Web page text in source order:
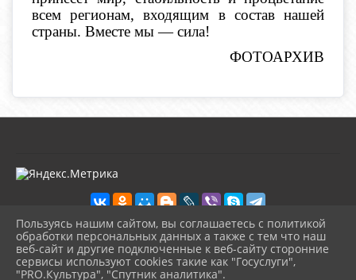
всем регионам, входящим в состав нашей
страны. Вместе мы — сила!
ФОТОАРХИВ
2026 г. kultura-uvat.ru
Вход
Пользуясь нашим сайтом, вы соглашаетесь с политикой
обработки персональных данных а также с тем что наш
веб-сайт и другие подключенные к веб-сайту сторонние
сервисы используют cookies такие как "Госуслуги",
"PRO.Культура", "Спутник аналитика".